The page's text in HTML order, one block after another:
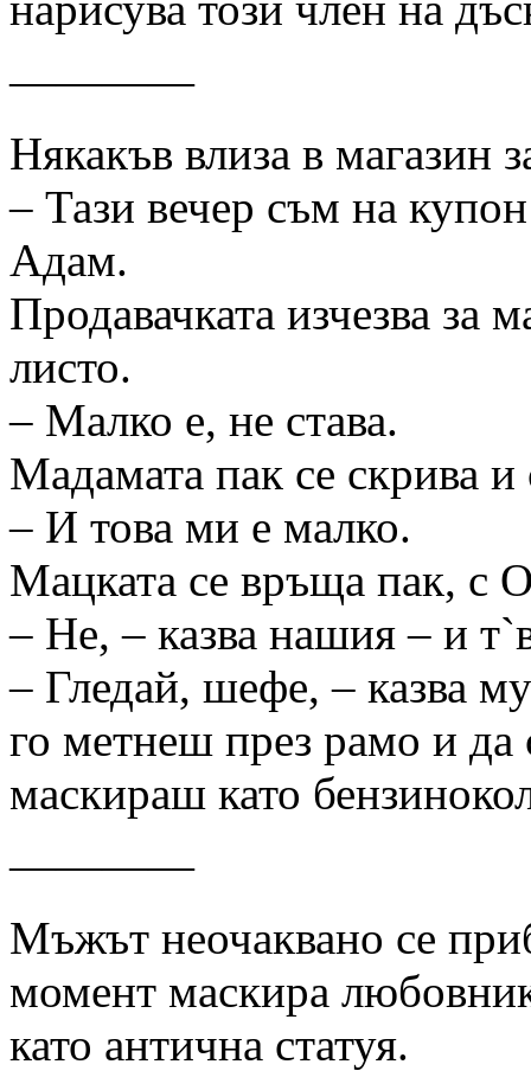
————
Някакъв влиза в магазин
– Тази вечер съм на
Адам.
Продавачката изчезва за
листо.
– Малко е, не става.
Мадамата пак се скрива и
– И това ми е малко.
Мацката се връща пак,
– Не, – казва нашия – и
– Гледай, шефе, – казва
го метнеш през рамо и да
маскираш като
————
Мъжът неочаквано се
момент маскира
като антична статуя.